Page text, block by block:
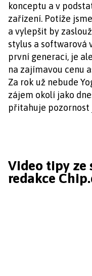
konceptu a v
zařízení. Potíže
a vylepšit by
stylus a softwarová
první generaci, je
na zajímavou cenu
Za rok už nebude
zájem okolí jako
přitahuje pozornost
Video tipy ze
redakce